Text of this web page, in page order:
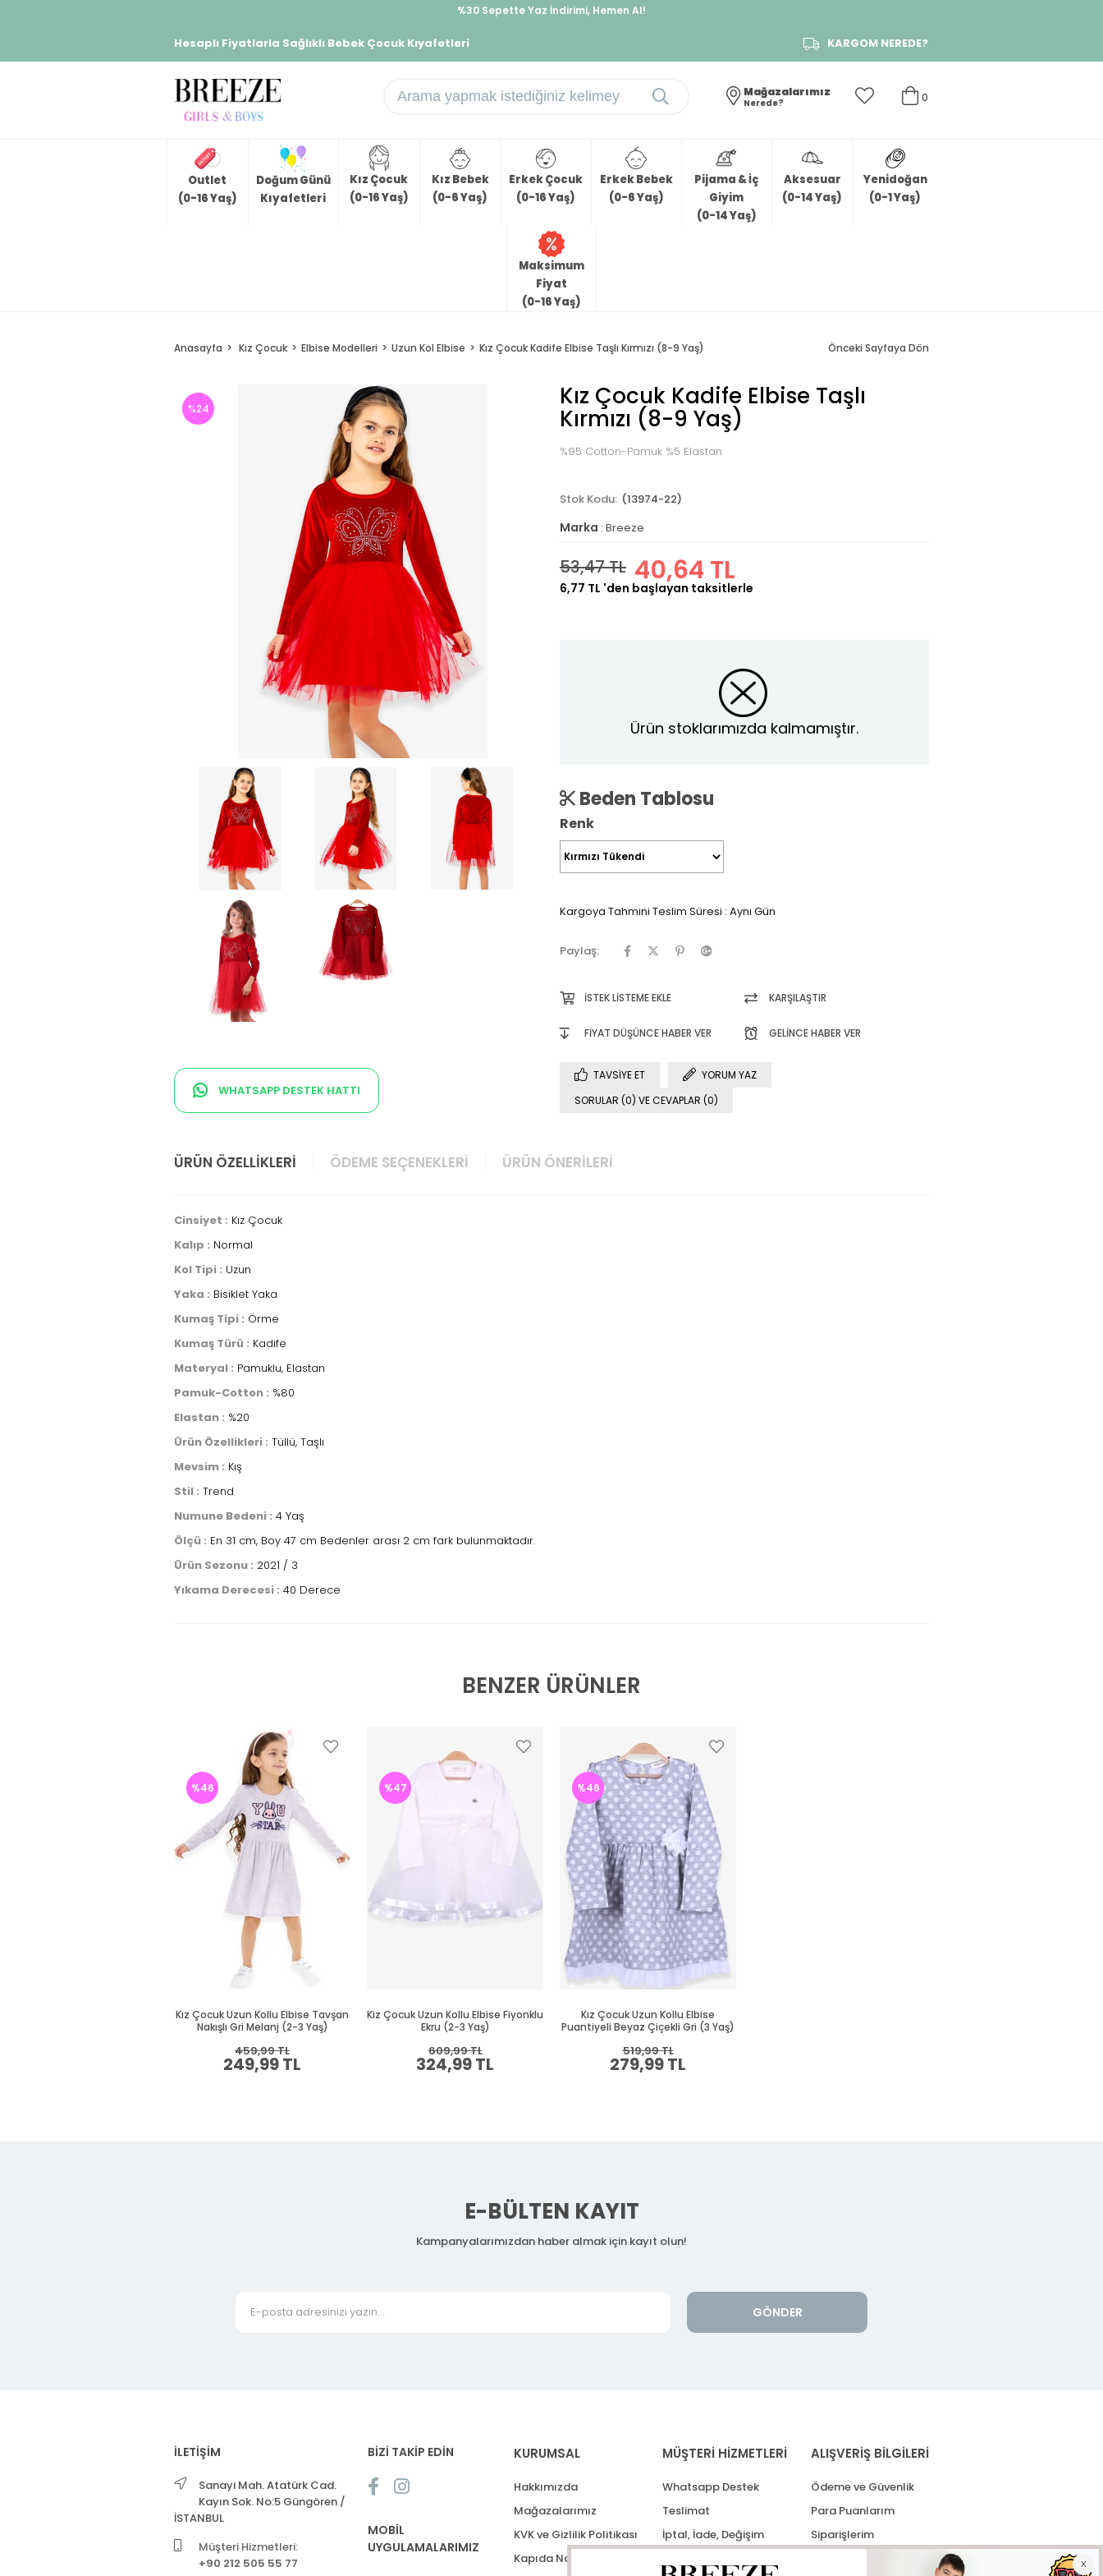
%30 Sepette Yaz İndirimi, Hemen Al!
Hesaplı Fiyatlarla Sağlıklı Bebek Çocuk Kıyafetleri KARGOM NEREDE?
0
Mağazalarımız
Nerede?
Outlet
(0-16 Yaş)
Doğum Günü
Kıyafetleri
Kız Çocuk
(0-16 Yaş)
Kız Bebek
(0-6 Yaş)
Erkek Çocuk
(0-16 Yaş)
Erkek Bebek
(0-6 Yaş)
Pijama & İç
Giyim
(0-14 Yaş)
Aksesuar
(0-14 Yaş)
Yenidoğan
(0-1 Yaş)
Maksimum
Fiyat
(0-16 Yaş)
Anasayfa Kız Çocuk Elbise Modelleri Uzun Kol Elbise Kız Çocuk Kadife Elbise Taşlı Kırmızı (8-9 Yaş) Önceki Sayfaya Dön
%24
WHATSAPP DESTEK HATTI
Kız Çocuk Kadife Elbise Taşlı
Kırmızı (8-9 Yaş)
%95 Cotton-Pamuk %5 Elastan
(13974-22)
Marka : Breeze
53,47 TL 40,64 TL
6,77 TL 'den başlayan taksitlerle
Ürün stoklarımızda kalmamıştır.
Beden Tablosu
Renk
Kargoya Tahmini Teslim Süresi : Aynı Gün
Paylaş:
İSTEK LISTEME EKLE KARŞILAŞTIR
FIYAT DÜŞÜNCE HABER VER GELINCE HABER VER
TAVSIYE ET
YORUM YAZ
SORULAR (0) VE CEVAPLAR (0)
ÜRÜN ÖZELLIKLERI ÖDEME SEÇENEKLERI ÜRÜN ÖNERILERI
Cinsiyet : Kız Çocuk
Kalıp : Normal
Kol Tipi : Uzun
Yaka : Bisiklet Yaka
Kumaş Tipi : Örme
Kumaş Türü : Kadife
Materyal : Pamuklu, Elastan
Pamuk-Cotton : %80
Elastan : %20
Ürün Özellikleri : Tüllü, Taşlı
Mevsim : Kış
Stil : Trend
Numune Bedeni : 4 Yaş
Ölçü : En 31 cm, Boy 47 cm Bedenler arası 2 cm fark bulunmaktadır.
Ürün Sezonu : 2021 / 3
Yıkama Derecesi : 40 Derece
BENZER ÜRÜNLER
Kız Çocuk Uzun Kollu Elbise Tavşan
Nakışlı Gri Melanj (2-3 Yaş)
249,99 TL
459,99 TL
%46
Kiz Çocuk Uzun Kollu Elbise Fiyonklu
Ekru (2-3 Yaş)
324,99 TL
609,99 TL
%47
Kız Çocuk Uzun Kollu Elbise
Puantiyeli Beyaz Çiçekli Gri (3 Yaş)
279,99 TL
519,99 TL
%46
E-BÜLTEN KAYIT
Kampanyalarımızdan haber almak için kayıt olun!
GÖNDER
İLETİŞİM
Sanayi Mah. Atatürk Cad.
Kayın Sok. No:5 Güngören /
İSTANBUL
Müşteri Hizmetleri:
+90 212 505 55 77
BİZİ TAKİP EDİN
MOBİL
UYGULAMALARIMIZ
KURUMSAL
Hakkımızda
Mağazalarımız
KVK ve Gizlilik Politikası
Kapıda Nakit Ödeme
MÜŞTERİ HİZMETLERİ
Whatsapp Destek
Teslimat
İptal, İade, Değişim
ALIŞVERİŞ BİLGİLERİ
Ödeme ve Güvenlik
Para Puanlarım
Siparişlerim